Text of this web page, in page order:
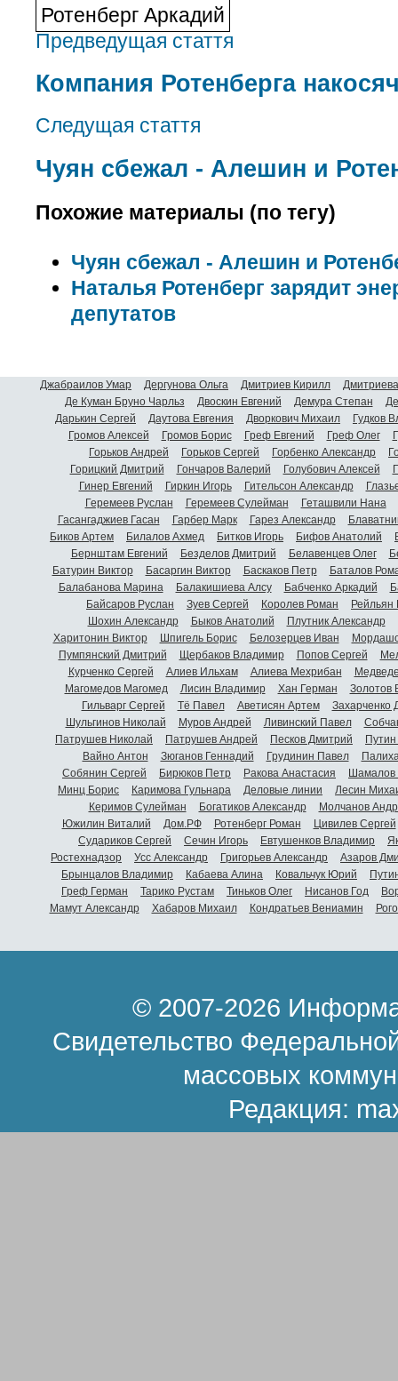
Ротенберг Аркадий
Предведущая стаття
Компания Ротенберга
Следущая стаття
Чуян сбежал - Алешин и
Похожие материалы (по тегу)
Чуян сбежал - Алешин и
Наталья Ротенберг зарядит
депутатов
Джабраилов Умар Дергунова Ольга Дмитриев Кирилл
Де Куман Бруно Чарльз
Двоскин Евгений Демура Степан
Дарькин Сергей
Даутова Евгения Дворкович Михаил
Гудков
Громов Алексей
Громов Борис Греф Евгений Греф Олег
Горьков Андрей
Горьков Сергей Горбенко Александр
Горицкий Дмитрий
Гончаров Валерий Голубович Алексей
Гинер Евгений
Гиркин Игорь Гительсон Александр
Геремеев Руслан
Геремеев Сулейман
Геташвили Нана
Гасангаджиев Гасан
Гарбер Марк Гарез Александр
Биков Артем
Билалов Ахмед Битков Игорь Бифов Анатолий
Бернштам Евгений
Безделов Дмитрий Белавенцев Олег
Батурин Виктор
Басаргин Виктор Баскаков Петр
Баталов
Балабанова Марина
Балакишиева Алсу Бабченко Аркадий
Байсаров Руслан
Зуев Сергей Королев Роман
Шохин Александр
Быков Анатолий Плутник Александр
Харитонин Виктор
Шпигель Борис Белозерцев Иван
Пумпянский Дмитрий
Щербаков Владимир Попов Сергей
Курченко Сергей
Алиев Ильхам Алиева Мехрибан
Магомедов Магомед
Лисин Владимир Хан Герман
Золотов
Гильварг Сергей
Тё Павел Аветисян Артем
Захарченко
Шульгинов Николай
Муров Андрей Ливинский Павел
Патрушев Николай
Патрушев Андрей Песков Дмитрий
Вайно Антон
Зюганов Геннадий Грудинин Павел
Собянин Сергей
Бирюков Петр Ракова Анастасия
Шамалов
Минц Борис
Каримова Гульнара Деловые линии
Лесин
Керимов Сулейман
Богатиков Александр
Молчанов
Южилин Виталий
Дом.РФ Ротенберг Роман
Цивилев Сергей
Судариков Сергей
Сечин Игорь Евтушенков Владимир
Ростехнадзор
Усс Александр Григорьев Александр
Азаров
Брынцалов Владимир
Кабаева Алина Ковальчук Юрий
Греф Герман
Тарико Рустам Тиньков Олег Нисанов Год
Мамут Александр
Хабаров Михаил Кондратьев Вениамин
© 2007-2026
Свидетельство
массовых
Редакция: